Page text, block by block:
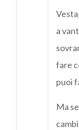
a
fare
puoi
Ma